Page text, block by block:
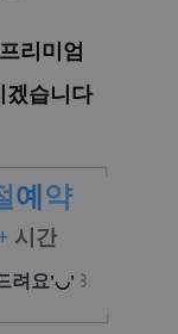
프리미엄
겠습니다
━━━━┓
예 약
시간
려요'◡' ꒱
━━━━┛